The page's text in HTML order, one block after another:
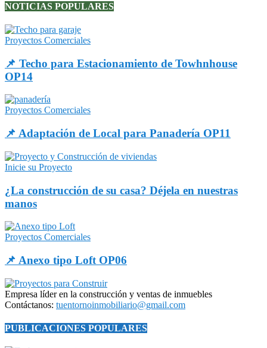
NOTICIAS POPULARES
Proyectos Comerciales
📌 Techo para Estacionamiento de Towhnhouse
OP14
Proyectos Comerciales
📌 Adaptación de Local para Panadería OP11
Inicie su Proyecto
¿La construcción de su casa? Déjela en nuestras
manos
Proyectos Comerciales
📌 Anexo tipo Loft OP06
Empresa líder en la construcción y ventas de inmuebles
Contáctanos: tuentornoinmobiliario@gmail.com
PUBLICACIONES POPULARES